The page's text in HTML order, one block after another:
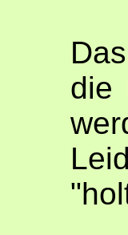
die